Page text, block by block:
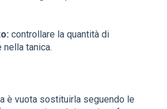
controllare la quantità di
tanica.
è vuota sostituirla seguendo le